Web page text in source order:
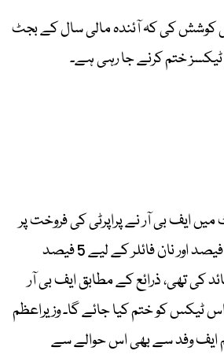
کوشش کی کہ آئندہ مالی سال کے بجٹ
ختم کرنے جا رہی ہے۔
ایف بی آر نے پراپرٹی کی فروخت پر
ٹیکس فائلر کے لیے 3 فیصد اور نان فائلر کے لیے 5 فیصد
کی تھی، ذرائع کے مطابق ایف بی آر
ٹیکس کو ختم کیا جائے گا۔ وزیراعظم
ایف وفد سے بھی اس حوالے سے